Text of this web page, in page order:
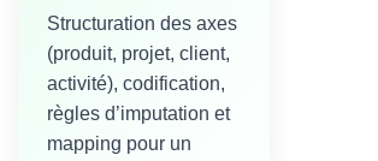
Structuration des axes
(produit, projet, client,
activité), codification,
règles d’imputation et
mapping pour un